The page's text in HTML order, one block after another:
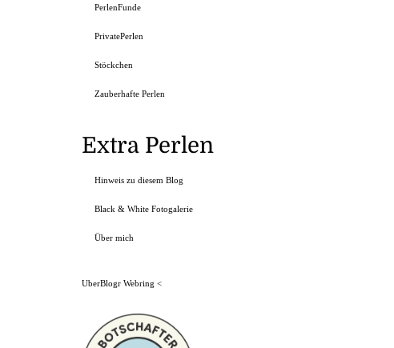
PerlenFunde
PrivatePerlen
Stöckchen
Zauberhafte Perlen
Extra Perlen
Hinweis zu diesem Blog
Black & White Fotogalerie
Über mich
UberBlogr Webring <